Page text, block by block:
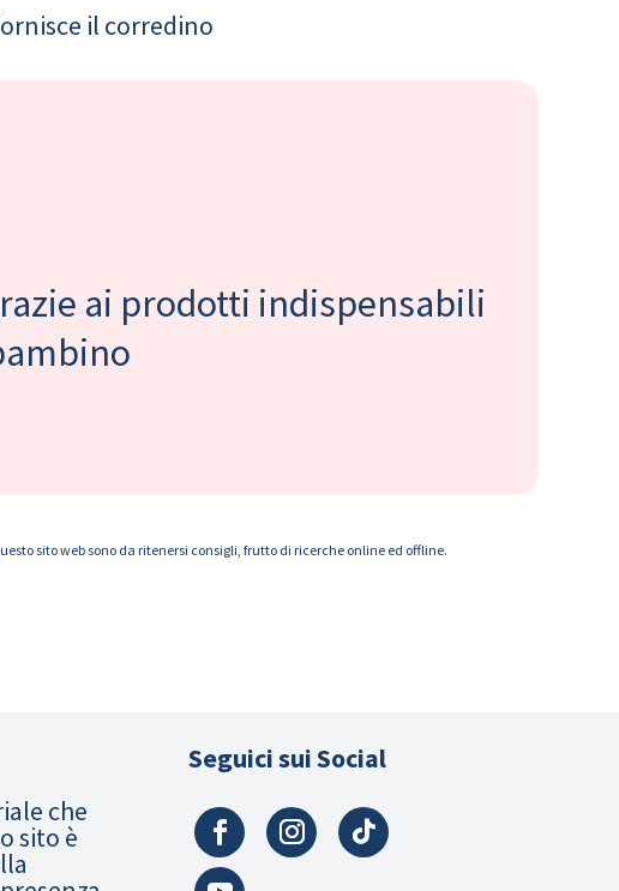
il corredino
ai prodotti indispensabili
sito web sono da ritenersi consigli, frutto di ricerche online ed offline.
che
sito è
Seguici sui Social